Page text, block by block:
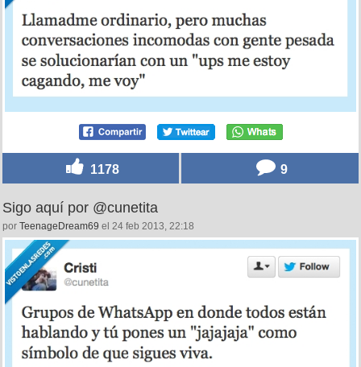
Como excusa es muy creíble por @stiversalinas
por Una buena idea el 25 feb 2013, 19:24
1178
Sigo aquí por @cunetita
TeenageDream69 el 24 feb 2013, 22:18